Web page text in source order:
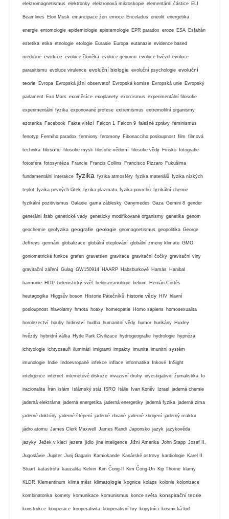
elektromagnetismus elektronky elektronová mikroskopie elementární částice ELI
Beamlines Elon Musk emancipace žen emoce Enceladus eneolit energetika
energie entomologie epidemiologie epistemologie EPR paradox eroze ESA Esfahán
estetika etika etnologie etologie Eurasie Europa eutanazie evidence based
medicine evoluce evoluce člověka evoluce genomu evoluce hvězd evoluce
parasitismu evoluce virulence evoluční biologie evoluční psychologie evoluční
teorie Evropa Evropská jižní observatoř Evropská komise Evropská unie Evropský
parlament Exo Mars exoměsíce exoplanety exorcismus experimentální filosofie
experimentální fyzika exponované profese extremismus extremofilní organismy
ezoterika Facebook Fakta vítězí Falcon 1 Falcon 9 falešné zprávy feminismus
fenotyp Fermiho paradox fermiony feromony Fibonacciho posloupnost film filmová
technika filosofie filosofie mysli filosofie vědomí filosofie vědy Finsko fotografie
fotosféra fotosyntéza Francie Francis Collins Francisco Pizzaro Fukušima
fundamentální interakce fyzika fyzika atmosféry fyzika materiálů fyzika nízkých
teplot fyzika pevných látek fyzika plazmatu fyzika povrchů fyzikální chemie
fyzikální pozitivismus Galaxie gama záblesky Ganymedes Gaza Gemini 8 gender
generální štáb genetické vady geneticky modifikované organismy genetika genom
geochemie geofyzika geografie geologie geomagnetismus geopolitika George
Jeffreys germáni globalizace globální oteplování globální zmeny klimatu GMO
goniometrické funkce grafen gravettien gravitace gravitační čočky gravitační vlny
gravitační záření Gulag GW150914 HAARP Habsburkové Hamás Hanibal
harmonie HDP helenistický svět helioseismologie helium Hernán Cortés
heutagogika Higgsův boson Historie Pátečníků historie vědy HIV hlavní
posloupnost hlavolamy hmota hoaxy homeopatie Homo sapiens homosexualita
horolezectví houby hrdinství hudba humanitní vědy humor hurikány Huxley
hvězdy hybridní válka Hyde Park Civilizace hydrogeografie hydrologie hypnóza
ichtyologie ichtyosauři ilumináti imigranti impakty imunita imunitní systém
imunologie Indie Indoevropané infekce inflace informatika Inkové InSight
inteligence internet internetové diskuze invazivní druhy investigativní žurnalistika Io
iracionalita Írán islám Islámský stát ISRO Itálie Ivan Koněv Izrael jaderná chemie
jaderná elektrárna jaderná energetika jaderná energetiky jaderná fyzika jaderná zima
jaderné doktríny jaderné štěpení jaderné zbraně jaderné zbrojení jaderný reaktor
jádro atomu James Clerk Maxwell James Randi Japonsko jazyk jazykověda
jazyky Ježek v kleci jezera jídlo jiné inteligence Jižní Amerika John Stapp Josef II.
Jugoslávie Jupiter Jurij Gagarin Kamiokande Kanárské ostrovy kardiologie Karel II.
Stuart katastrofa kauzalita Kelvin Kim Čong-Il Kim Čong-Un Kip Thorne klamy
KLDR Klementinum klima měst klimatologie kognice kolaps kolonie kolonizace
kombinatorika komety komunikace komunismus konce světa konspirační teorie
konstrukce kooperace kooperativita kooperativní hry kopytníci kosmická loď